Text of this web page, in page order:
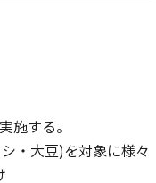
施する。
・大豆)を対象に様々